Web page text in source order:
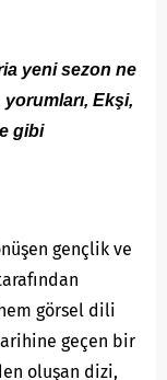
yeni sezon ne
Ekşi,
gibi
gençlik ve
görsel dili
geçen bir
oluşan dizi,